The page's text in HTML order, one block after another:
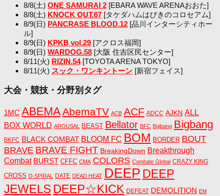
8/8(土) ONE SAMURAI 2 [EBARA WAVE ARENAおおた]
8/8(土) KNOCK OUT.67 [タケダハムはびきのコロセアム]
8/9(日) PANCRASE BLOOD.12 [品川インターシティホー
ル]
8/9(日) KPKB vol.29 [アクロス福岡]
8/9(日) WARDOG.58 [大阪 住吉区民センター]
8/11(火) RIZIN.54[TOYOTA ARENA TOKYO]
8/11(火) スック・ワンキントーン [新宿フェイス]
大会・競技・分野別タグ
1MC ABEMAAbemaTV ACB ACF ADCC AJKN ALL
BOX WORLD AROUSAL BEAST Bellator BFC Bgibang Bigbang
BKFC BLACK COMBAT BLOOM FC BOM BORDER BOUT
BRAVE BRAVE FIGHT BreakingDown Breakthrough
Combat BURST CFFC CMA COLORS Combate Global CRAZY KING
CROSS D-SPIRAL DATE DEAD HEAT DEEP DEEP
JEWELS DEEP☆KICK DEFEAT DEMOLITION EM